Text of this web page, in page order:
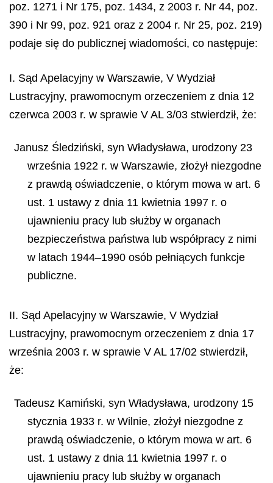
poz. 1271 i Nr 175, poz. 1434, z 2003 r. Nr 44, poz.
390 i Nr 99, poz. 921 oraz z 2004 r. Nr 25, poz. 219)
podaje się do publicznej wiadomości, co następuje:
I. Sąd Apelacyjny w Warszawie, V Wydział
Lustracyjny, prawomocnym orzeczeniem z dnia 12
czerwca 2003 r. w sprawie V AL 3/03 stwierdził, że:
Janusz Śledziński, syn Władysława, urodzony 23
września 1922 r. w Warszawie, złożył niezgodne
z prawdą oświadczenie, o którym mowa w art. 6
ust. 1 ustawy z dnia 11 kwietnia 1997 r. o
ujawnieniu pracy lub służby w organach
bezpieczeństwa państwa lub współpracy z nimi
w latach 1944–1990 osób pełniących funkcje
publiczne.
II. Sąd Apelacyjny w Warszawie, V Wydział
Lustracyjny, prawomocnym orzeczeniem z dnia 17
września 2003 r. w sprawie V AL 17/02 stwierdził,
że:
Tadeusz Kamiński, syn Władysława, urodzony 15
stycznia 1933 r. w Wilnie, złożył niezgodne z
prawdą oświadczenie, o którym mowa w art. 6
ust. 1 ustawy z dnia 11 kwietnia 1997 r. o
ujawnieniu pracy lub służby w organach